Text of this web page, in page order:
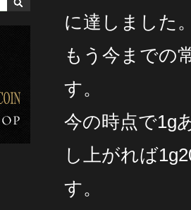
に達しました
もう今までの
す。
今の時点で1g
し上がれば
す。